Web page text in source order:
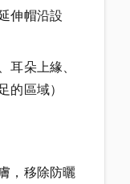
伸帽沿設
耳朵上緣、
的區域）
，移除防曬